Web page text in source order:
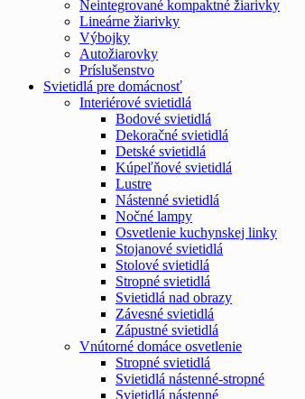
Neintegrované kompaktné žiarivky
Lineárne žiarivky
Výbojky
Autožiarovky
Príslušenstvo
Svietidlá pre domácnosť
Interiérové svietidlá
Bodové svietidlá
Dekoračné svietidlá
Detské svietidlá
Kúpeľňové svietidlá
Lustre
Nástenné svietidlá
Nočné lampy
Osvetlenie kuchynskej linky
Stojanové svietidlá
Stolové svietidlá
Stropné svietidlá
Svietidlá nad obrazy
Závesné svietidlá
Zápustné svietidlá
Vnútorné domáce osvetlenie
Stropné svietidlá
Svietidlá nástenné-stropné
Svietidlá nástenné